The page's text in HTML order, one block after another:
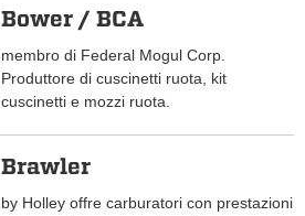
Bower / BCA
membro di Federal Mogul Corp.
Produttore di cuscinetti ruota, kit
cuscinetti e mozzi ruota.
Brawler
by Holley offre carburatori con prestazioni